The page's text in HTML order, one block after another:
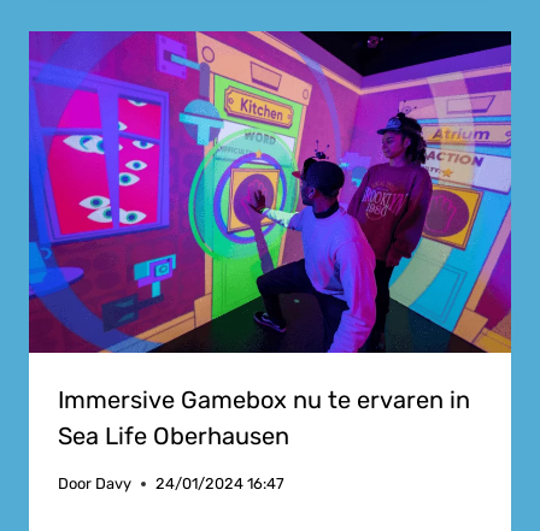
Immersive Gamebox nu te ervaren in
Sea Life Oberhausen
Door Davy 24/01/2024 16:47